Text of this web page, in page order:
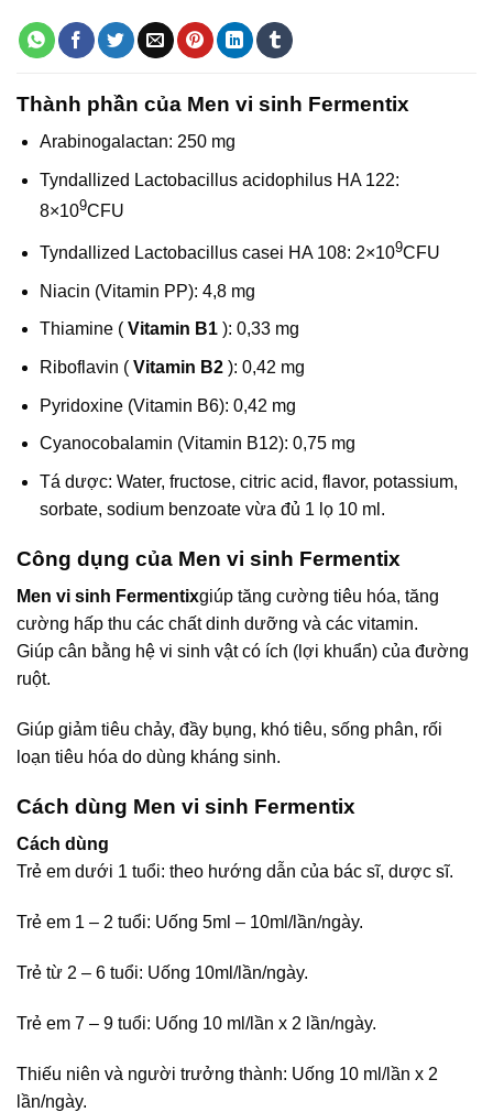
Thành phần của Men vi sinh Fermentix
Arabinogalactan: 250 mg
Tyndallized Lactobacillus acidophilus HA 122:
8×109CFU
Tyndallized Lactobacillus casei HA 108: 2×109CFU
Niacin (Vitamin PP): 4,8 mg
Thiamine (Vitamin B1 ): 0,33 mg
Riboflavin (Vitamin B2 ): 0,42 mg
Pyridoxine (Vitamin B6): 0,42 mg
Cyanocobalamin (Vitamin B12): 0,75 mg
Tá dược: Water, fructose, citric acid, flavor, potassium,
sorbate, sodium benzoate vừa đủ 1 lọ 10 ml.
Công dụng của Men vi sinh Fermentix
Men vi sinh Fermentixgiúp tăng cường tiêu hóa, tăng
cường hấp thu các chất dinh dưỡng và các vitamin.
Giúp cân bằng hệ vi sinh vật có ích (lợi khuẩn) của đường
ruột.
Giúp giảm tiêu chảy, đầy bụng, khó tiêu, sống phân, rối
loạn tiêu hóa do dùng kháng sinh.
Cách dùng Men vi sinh Fermentix
Cách dùng
Trẻ em dưới 1 tuổi: theo hướng dẫn của bác sĩ, dược sĩ.
Trẻ em 1 – 2 tuổi: Uống 5ml – 10ml/lần/ngày.
Trẻ từ 2 – 6 tuổi: Uống 10ml/lần/ngày.
Trẻ em 7 – 9 tuổi: Uống 10 ml/lần x 2 lần/ngày.
Thiếu niên và người trưởng thành: Uống 10 ml/lần x 2
lần/ngày.